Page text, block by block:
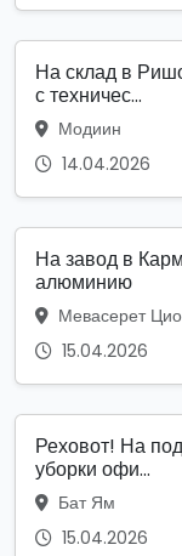
На склад в
с техничес...
Модиин
14.04.2026
На завод в
алюминию
Мевасерет
15.04.2026
Реховот! На
уборки офи...
Бат Ям
15.04.2026